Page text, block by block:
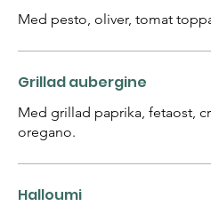
Med pesto, oliver, tomat
Grillad aubergine
Med grillad paprika, fetaost,
oregano.
Halloumi